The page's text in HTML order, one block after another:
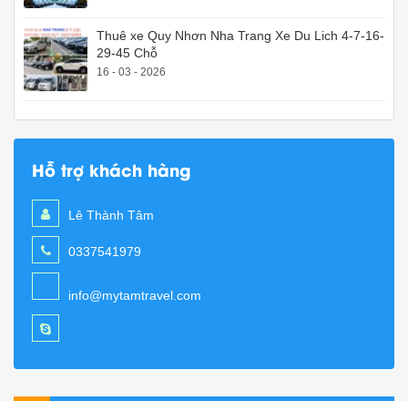
Thuê xe Quy Nhơn Nha Trang Xe Du Lich 4-7-16-
29-45 Chỗ
16 - 03 - 2026
Hỗ trợ khách hàng
Lê Thành Tâm
0337541979
info@mytamtravel.com